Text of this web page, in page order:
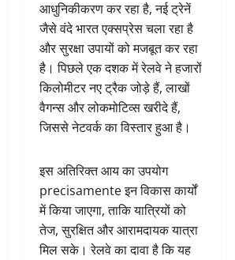
आधुनिकीकरण कर रहा है, नई ट्रेनें
जैसे वंदे भारत एक्सप्रेस चला रहा है
और सुरक्षा उपायों को मजबूत कर रहा
है। पिछले एक दशक में रेलवे ने हजारों
किलोमीटर नए ट्रैक जोड़े हैं, लाखों
वैगन्स और लोकमोटिव्स खरीदे हैं,
जिससे नेटवर्क का विस्तार हुआ है।
इस अतिरिक्त आय का उपयोग
precisamente इन विकास कार्यों
में किया जाएगा, ताकि यात्रियों को
तेज, सुरक्षित और आरामदायक यात्रा
मिल सके। रेलवे का दावा है कि यह